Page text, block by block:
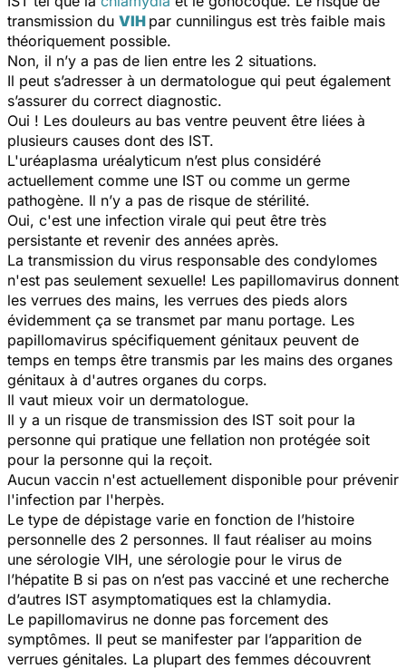
transmission du VIH par cunnilingus est très faible mais
théoriquement possible.
Non, il n’y a pas de lien entre les 2 situations.
Il peut s’adresser à un dermatologue qui peut également
s’assurer du correct diagnostic.
Oui ! Les douleurs au bas ventre peuvent être liées à
plusieurs causes dont des IST.
L'uréaplasma uréalyticum n’est plus considéré
actuellement comme une IST ou comme un germe
pathogène. Il n’y a pas de risque de stérilité.
Oui, c'est une infection virale qui peut être très
persistante et revenir des années après.
La transmission du virus responsable des condylomes
n'est pas seulement sexuelle! Les papillomavirus donnent
les verrues des mains, les verrues des pieds alors
évidemment ça se transmet par manu portage. Les
papillomavirus spécifiquement génitaux peuvent de
temps en temps être transmis par les mains des organes
génitaux à d'autres organes du corps.
Il vaut mieux voir un dermatologue.
Il y a un risque de transmission des IST soit pour la
personne qui pratique une fellation non protégée soit
pour la personne qui la reçoit.
Aucun vaccin n'est actuellement disponible pour prévenir
l'infection par l'herpès.
Le type de dépistage varie en fonction de l’histoire
personnelle des 2 personnes. Il faut réaliser au moins
une sérologie VIH, une sérologie pour le virus de
l’hépatite B si pas on n’est pas vacciné et une recherche
d’autres IST asymptomatiques est la chlamydia.
Le papillomavirus ne donne pas forcement des
symptômes. Il peut se manifester par l’apparition de
verrues génitales. La plupart des femmes découvrent